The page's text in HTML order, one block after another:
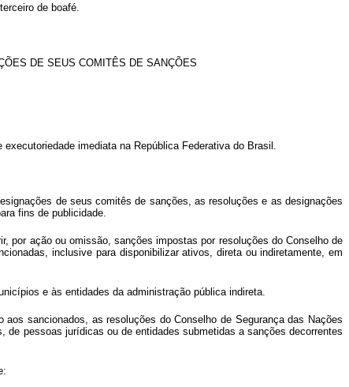
de boafé.
DE SEUS COMITÊS DE SANÇÕES
imediata na República Federativa do Brasil.
de seus comitês de sanções, as resoluções e as designações
fins de publicidade.
por ação ou omissão, sanções impostas por resoluções do Conselho de
inclusive para disponibilizar ativos, direta ou indiretamente, em
e às entidades da administração pública indireta.
sancionados, as resoluções do Conselho de Segurança das Nações
pessoas jurídicas ou de entidades submetidas a sanções decorrentes